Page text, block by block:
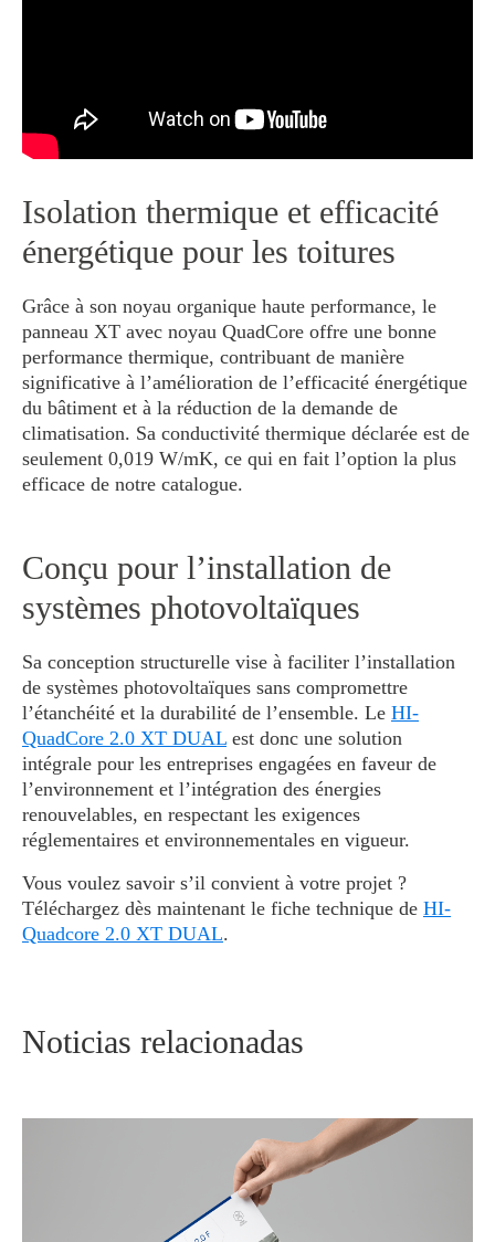
Isolation thermique et efficacité
énergétique pour les toitures
Grâce à son noyau organique haute performance, le
panneau XT avec noyau QuadCore offre une bonne
performance thermique, contribuant de manière
significative à l’amélioration de l’efficacité énergétique
du bâtiment et à la réduction de la demande de
climatisation. Sa conductivité thermique déclarée est de
seulement 0,019 W/mK, ce qui en fait l’option la plus
efficace de notre catalogue.
Conçu pour l’installation de
systèmes photovoltaïques
Sa conception structurelle vise à faciliter l’installation
de systèmes photovoltaïques sans compromettre
l’étanchéité et la durabilité de l’ensemble. Le HI-
QuadCore 2.0 XT DUAL est donc une solution
intégrale pour les entreprises engagées en faveur de
l’environnement et l’intégration des énergies
renouvelables, en respectant les exigences
réglementaires et environnementales en vigueur.
Vous voulez savoir s’il convient à votre projet ?
Téléchargez dès maintenant le fiche technique de HI-
Quadcore 2.0 XT DUAL.
Noticias relacionadas